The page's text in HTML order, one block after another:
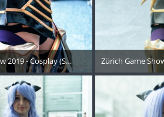
2019 - Cosplay (Samstag) - 149
2019
Zürich Game
21.